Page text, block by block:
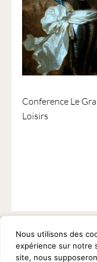
1901
ayant
une
vocation
culturelle.
Conference Le
Loisirs
Nous utilisons des
expérience sur notre
site, nous